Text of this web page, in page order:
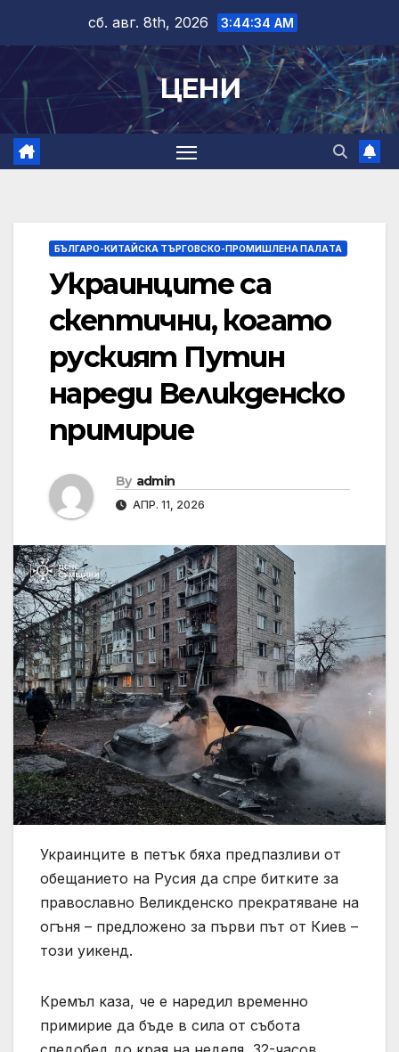
content
сб. авг. 8th, 2026 3:44:34 AM
ЦЕНИ
БЪЛГАРО-КИТАЙСКА ТЪРГОВСКО-ПРОМИШЛЕНА ПАЛAТА
Украинците са
скептични, когато
руският Путин
нареди Великденско
примирие
By admin
АПР. 11, 2026
Украинците в петък бяха предпазливи от
обещанието на Русия да спре битките за
православно Великденско прекратяване на
огъня – предложено за първи път от Киев –
този уикенд.
Кремъл каза, че е наредил временно
примирие да бъде в сила от събота